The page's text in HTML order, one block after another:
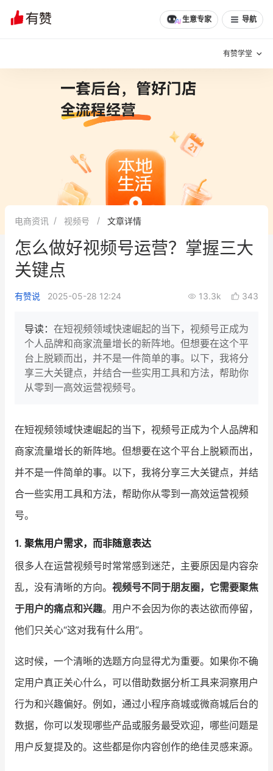
生意专家 导航
有赞学堂
增长方法
有赞专家说
新零售最佳实践
面对面聊增长
新零售大会
增长产品指南
智库 产品场景库
行业洞察
品牌消费观 行业报告
培训课程
私域课程 新零售内参
增长俱乐部 有赞商盟
商家社区 社群交流
合作共进
入驻有赞 认证代理商
有赞云 数据通服务
电商资讯 视频号 文章详情
怎么做好视频号运营？掌握三大
关键点
有赞说 2025-05-28 12:24 13.3k 343
导读： 在短视频领域快速崛起的当下，视频号正成为
个人品牌和商家流量增长的新阵地。但想要在这个平
台上脱颖而出，并不是一件简单的事。以下，我将分
享三大关键点，并结合一些实用工具和方法，帮助你
从零到一高效运营视频号。
在短视频领域快速崛起的当下，视频号正成为个人品牌和
商家流量增长的新阵地。但想要在这个平台上脱颖而出，
并不是一件简单的事。以下，我将分享三大关键点，并结
合一些实用工具和方法，帮助你从零到一高效运营视频
号。
1. 聚焦用户需求，而非随意表达
很多人在运营视频号时常常感到迷茫，主要原因是内容杂
乱，没有清晰的方向。 视频号不同于朋友圈，它需要聚焦
于用户的痛点和兴趣。用户不会因为你的表达欲而停留，
他们只关心“这对我有什么用”。
这时候，一个清晰的选题方向显得尤为重要。如果你不确
定用户真正关心什么，可以借助数据分析工具来洞察用户
行为和兴趣偏好。例如，通过小程序商城或微商城后台的
数据，你可以发现哪些产品或服务最受欢迎，哪些问题是
用户反复提及的。这些都是你内容创作的绝佳灵感来源。